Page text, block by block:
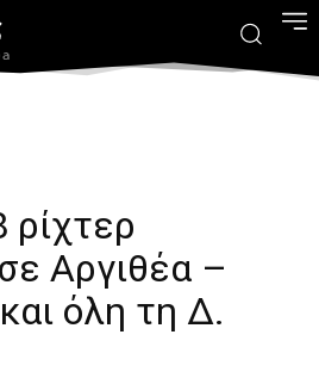
ρίχτερ
Αργιθέα –
όλη τη Δ.